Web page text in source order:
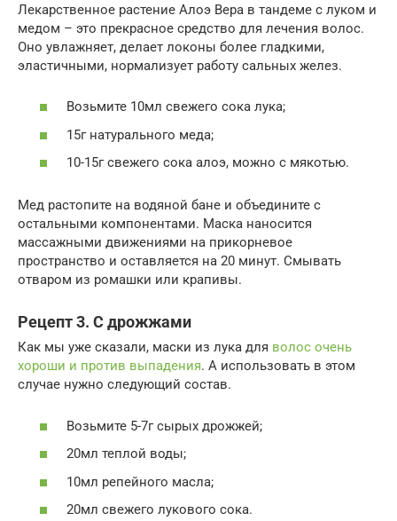
Лекарственное растение Алоэ Вера в тандеме с луком и
медом – это прекрасное средство для лечения волос.
Оно увлажняет, делает локоны более гладкими,
эластичными, нормализует работу сальных желез.
Возьмите 10мл свежего сока лука;
15г натурального меда;
10-15г свежего сока алоэ, можно с мякотью.
Мед растопите на водяной бане и объедините с
остальными компонентами. Маска наносится
массажными движениями на прикорневое
пространство и оставляется на 20 минут. Смывать
отваром из ромашки или крапивы.
Рецепт 3. С дрожжами
Как мы уже сказали, маски из лука для волос очень
хороши и против выпадения. А использовать в этом
случае нужно следующий состав.
Возьмите 5-7г сырых дрожжей;
20мл теплой воды;
10мл репейного масла;
20мл свежего лукового сока.